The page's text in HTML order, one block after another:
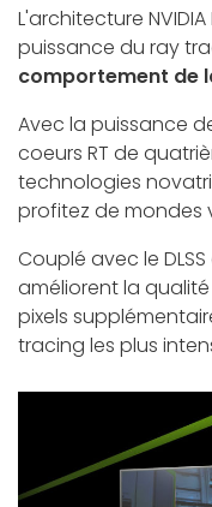
L'architecture
puissance du ray
comportement de
Avec la puissance
coeurs RT de
technologies
profitez de mondes
Couplé avec le DLSS
améliorent la
pixels
tracing les plus